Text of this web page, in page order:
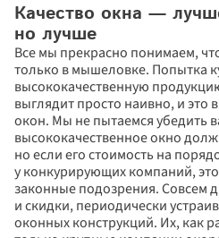
Качество окна —
но лучше
Все мы прекрасно понимаем,
только в мышеловке. Попытка
высококачественную
выглядит просто наивно, и это
окон. Мы не пытаемся убедить
высококачественное окно
но если его стоимость на
у конкурирующих компаний,
законные подозрения. Совсем
и скидки, периодически
оконных конструкций. Их, как